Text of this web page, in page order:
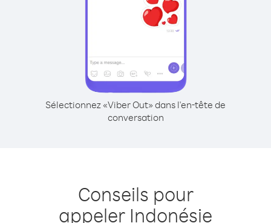
Sélectionnez «Viber Out» dans l'en-tête de
conversation
Conseils pour
appeler Indonésie